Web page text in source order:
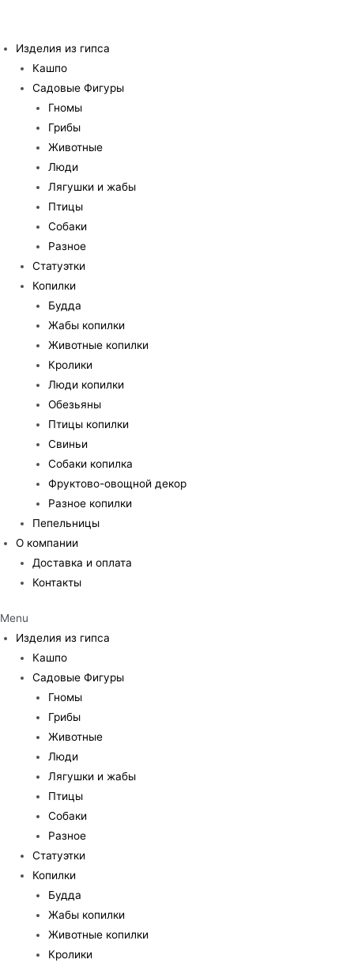
к
содержимому
Изделия из гипса
Кашпо
Садовые Фигуры
Гномы
Грибы
Животные
Люди
Лягушки и жабы
Птицы
Собаки
Разное
Статуэтки
Копилки
Будда
Жабы копилки
Животные копилки
Кролики
Люди копилки
Обезьяны
Птицы копилки
Свиньи
Собаки копилка
Фруктово-овощной декор
Разное копилки
Пепельницы
О компании
Доставка и оплата
Контакты
Menu
Изделия из гипса
Кашпо
Садовые Фигуры
Гномы
Грибы
Животные
Люди
Лягушки и жабы
Птицы
Собаки
Разное
Статуэтки
Копилки
Будда
Жабы копилки
Животные копилки
Кролики